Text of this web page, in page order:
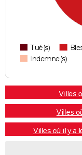
Tué(s)
Indemne(s)
Villes
Villes
Villes où il y a